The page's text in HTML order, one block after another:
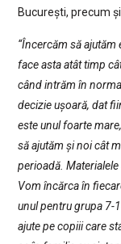
București, precum
“Încercăm să
face asta atât timp
când intrăm în
decizie ușoară, dat
este unul foarte
să ajutăm și noi cât
perioadă.
Vom încărca în
unul pentru grupa 7-
ajute pe copiii care